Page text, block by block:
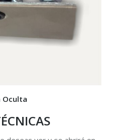
Oculta